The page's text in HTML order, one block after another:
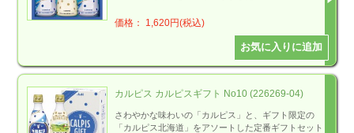
価格： 1,620円(税込)
カルピス カルピスギフト No10 (226269-04)
さわやかな味わいの「カルピス」と、ギフト限定の
「カルピス北海道」をアソートした定番ギフトセット